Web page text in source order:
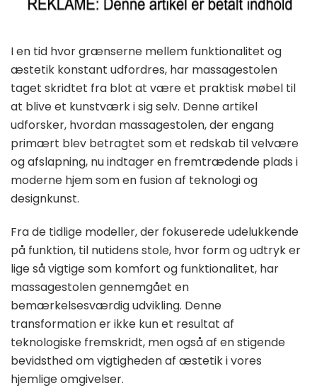
I en tid hvor grænserne mellem funktionalitet og
æstetik konstant udfordres, har massagestolen
taget skridtet fra blot at være et praktisk møbel til
at blive et kunstværk i sig selv. Denne artikel
udforsker, hvordan massagestolen, der engang
primært blev betragtet som et redskab til velvære
og afslapning, nu indtager en fremtrædende plads i
moderne hjem som en fusion af teknologi og
designkunst.
Fra de tidlige modeller, der fokuserede udelukkende
på funktion, til nutidens stole, hvor form og udtryk er
lige så vigtige som komfort og funktionalitet, har
massagestolen gennemgået en
bemærkelsesværdig udvikling. Denne
transformation er ikke kun et resultat af
teknologiske fremskridt, men også af en stigende
bevidsthed om vigtigheden af æstetik i vores
hjemlige omgivelser.